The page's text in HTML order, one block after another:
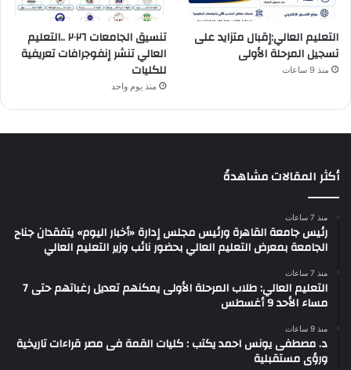
التعليم العالي:إقبال متزايد على
تسجيل المرحلة الأولى
منذ 9 ساعات
تنسيق الجامعات ٢٠٢٦ ..التعليم
العالي تنشر إنفوجرافات تعريفية
للكليات
منذ يوم واحد
أكثر المقالات مشاهدةً
منذ 7 ساعات
رئيس جامعة القاهرة ورئيس مجلس إدارة «أخبار اليوم» يتفقدان جناح
الجامعة بمعرض التعليم العالي بحضور نائب وزير التعليم العالي
منذ 7 ساعات
التعليم العالي: طلاب المرحلة الأولى يمكنهم تعديل رغباتهم حتى 7
مساء الأحد 9 أغسطس
منذ 9 ساعات
د. مصطفى يونس احمد يكتب : كليات القمة فى مصر قراءات تاريخية
ورؤى مستقبلية